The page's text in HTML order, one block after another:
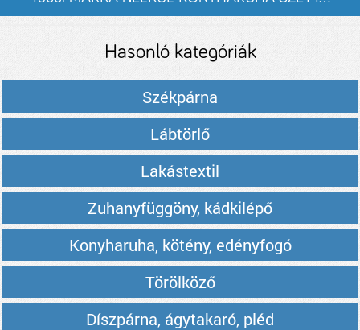
Hasonló kategóriák
Székpárna
Lábtörlő
Lakástextil
Zuhanyfüggöny, kádkilépő
Konyharuha, kötény, edényfogó
Törölköző
Díszpárna, ágytakaró, pléd